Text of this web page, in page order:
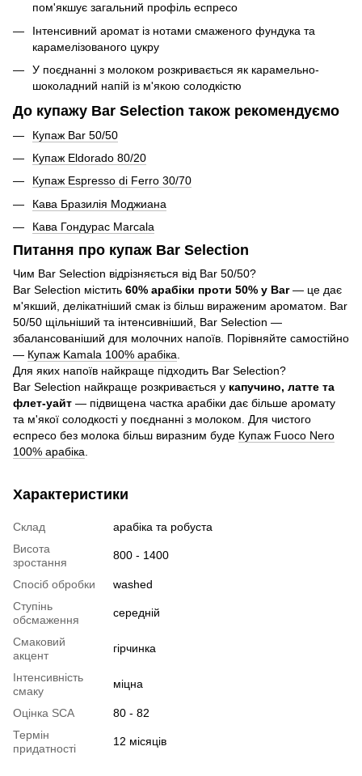
пом'якшує загальний профіль еспресо
Інтенсивний аромат із нотами смаженого фундука та
карамелізованого цукру
У поєднанні з молоком розкривається як карамельно-
шоколадний напій із м'якою солодкістю
До купажу Bar Selection також рекомендуємо
Купаж Bar 50/50
Купаж Eldorado 80/20
Купаж Espresso di Ferro 30/70
Кава Бразилія Моджиана
Кава Гондурас Marcala
Питання про купаж Bar Selection
Чим Bar Selection відрізняється від Bar 50/50?
Bar Selection містить 60% арабіки проти 50% у Bar— це дає
м'якший, делікатніший смак із більш вираженим ароматом. Bar
50/50 щільніший та інтенсивніший, Bar Selection —
збалансованіший для молочних напоїв. Порівняйте самостійно
— Купаж Kamala 100% арабіка
Для яких напоїв найкраще підходить Bar Selection?
Bar Selection найкраще розкривається у капучино, латте та
флет-уайт — підвищена частка арабіки дає більше аромату
та м'якої солодкості у поєднанні з молоком. Для чистого
еспресо без молока більш виразним буде Купаж Fuoco Nero
100% арабіка
Характеристики
Склад
арабіка та робуста
Висота
зростання
800 - 1400
Спосіб обробки
washed
Ступінь
обсмаження
cередній
Смаковий
акцент
гірчинка
Інтенсивність
смаку
міцна
Оцінка SCA
80 - 82
Термін
придатності
12 місяців